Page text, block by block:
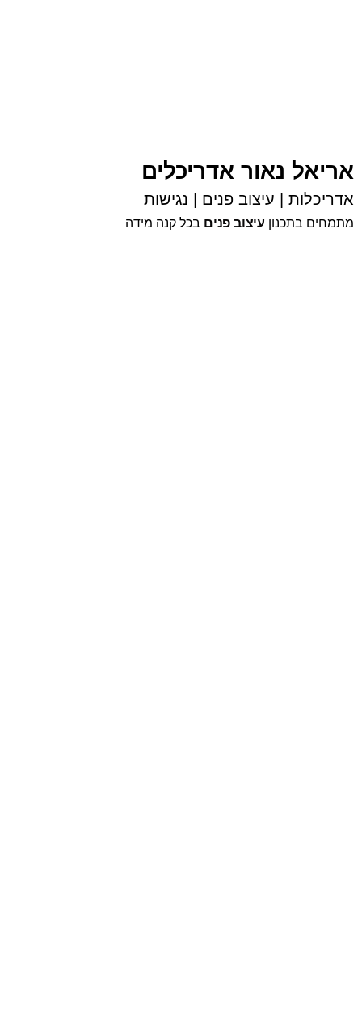
אריאל נאור אדריכלים
אדריכלות | עיצוב פנים | נגישות
מתמחים בתכנון עיצוב פנים בכל קנה מידה